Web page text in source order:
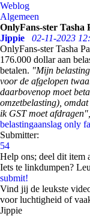
Weblog
Algemeen
OnlyFans-ster Tasha
Jippie
02-11-2023
OnlyFans-ster Tasha
176.000 dollar aan
betalen. "Mijn
voor de afgelopen
daarbovenop moet
omzetbelasting),
ik GST moet afdragen",
belastingaanslag only
Submitter:
54
Help ons; deel dit item
Iets te linkdumpen?
submit!
Vind jij de leukste
voor luchtigheid of
Jippie